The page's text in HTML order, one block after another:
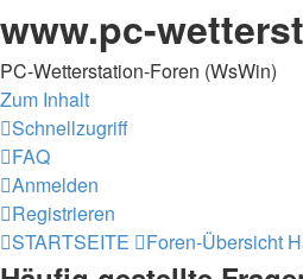
www.pc-
PC-Wetterstation-Foren (WsWin)
Zum Inhalt
Schnellzugriff
FAQ
Anmelden
Registrieren
STARTSEITE
Foren-Übersicht